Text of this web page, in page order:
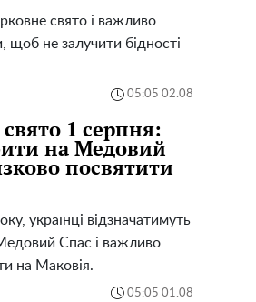
свято і важливо
щоб не залучити бідності
05:05 02.08
1 серпня:
на Медовий
посвятити
українці відзначатимуть
Спас і важливо
на Маковія.
05:05 01.08